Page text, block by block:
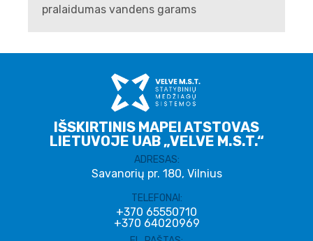
pralaidumas vandens garams
IŠSKIRTINIS MAPEI ATSTOVAS
LIETUVOJE UAB „VELVE M.S.T.“
ADRESAS:
Savanorių pr. 180, Vilnius
TELEFONAI:
+370 65550710
+370 64020969